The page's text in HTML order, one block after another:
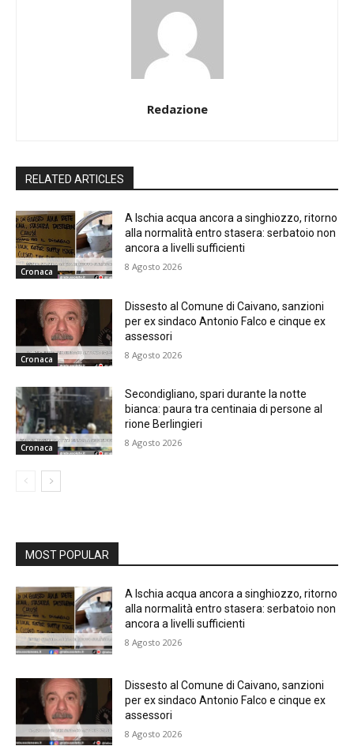
Redazione
RELATED ARTICLES
Cronaca
A Ischia acqua ancora a singhiozzo, ritorno
alla normalità entro stasera: serbatoio non
ancora a livelli sufficienti
8 Agosto 2026
Cronaca
Dissesto al Comune di Caivano, sanzioni
per ex sindaco Antonio Falco e cinque ex
assessori
8 Agosto 2026
Cronaca
Secondigliano, spari durante la notte
bianca: paura tra centinaia di persone al
rione Berlingieri
8 Agosto 2026
MOST POPULAR
A Ischia acqua ancora a singhiozzo, ritorno
alla normalità entro stasera: serbatoio non
ancora a livelli sufficienti
8 Agosto 2026
Dissesto al Comune di Caivano, sanzioni
per ex sindaco Antonio Falco e cinque ex
assessori
8 Agosto 2026